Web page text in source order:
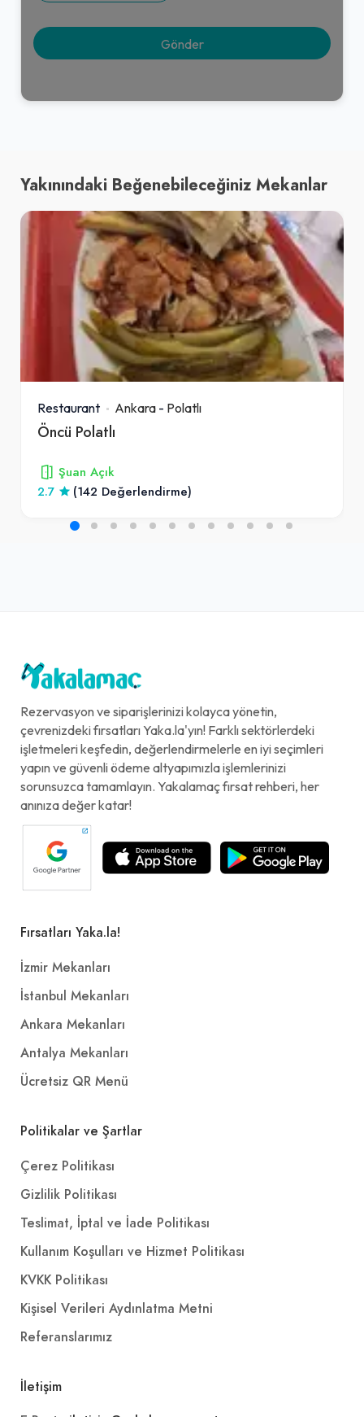
Yakınındaki Beğenebileceğiniz Mekanlar
Restaurant Ankara - Polatlı
Öncü Polatlı
Şuan Açık
2.7
(142 Değerlendirme)
Rezervasyon ve siparişlerinizi kolayca yönetin,
çevrenizdeki fırsatları Yaka.la'yın! Farklı sektörlerdeki
işletmeleri keşfedin, değerlendirmelerle en iyi seçimleri
yapın ve güvenli ödeme altyapımızla işlemlerinizi
sorunsuzca tamamlayın. Yakalamaç fırsat rehberi, her
anınıza değer katar!
Fırsatları Yaka.la!
İzmir Mekanları
İstanbul Mekanları
Ankara Mekanları
Antalya Mekanları
Ücretsiz QR Menü
Politikalar ve Şartlar
Çerez Politikası
Gizlilik Politikası
Teslimat, İptal ve İade Politikası
Kullanım Koşulları ve Hizmet Politikası
KVKK Politikası
Kişisel Verileri Aydınlatma Metni
Referanslarımız
İletişim